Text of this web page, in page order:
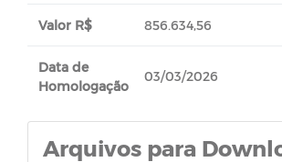
Valor R$ 856.634,56
Data de
Homologação
03/03/2026
Arquivos para